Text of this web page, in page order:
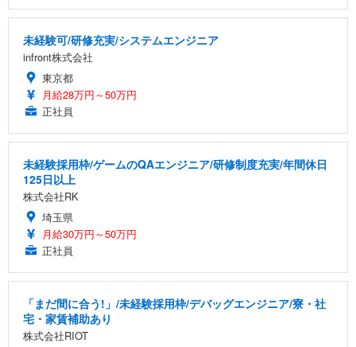
未経験可/研修充実/システムエンジニア
infront株式会社
東京都
月給28万円～50万円
正社員
未経験採用枠/ゲームのQAエンジニア/研修制度充実/年間休日
125日以上
株式会社RK
埼玉県
月給30万円～50万円
正社員
「まだ間に合う!」/未経験採用枠/デバッグエンジニア/寮・社
宅・家賃補助あり
株式会社RIOT